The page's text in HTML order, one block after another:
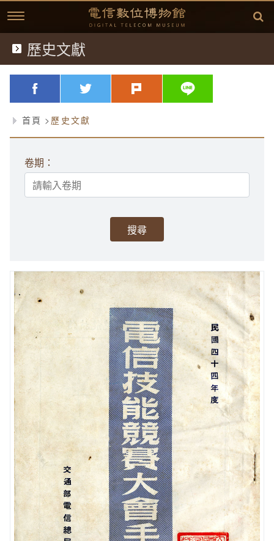
跳
到
主
要
典藏文物
歷史文獻
歷史影片
臺灣電信發展
故事開始
(1877)台灣電信的開始
(1950)供不應求
(1960)跨入太空通信
(1970)全台通信網的健全
(1980)多變的年代
(1990)電信大競爭
迎向新世紀
延伸閱讀
相關資訊
相關網站
延伸文章
中華電信故事專區
方賢齊先生大事記
著作清單
生平剪影
追思影片(另開新視窗)
歷史文獻
略過字型切換，社群分享工具列
facebook twitter plurk
首頁 歷史文獻
卷期：